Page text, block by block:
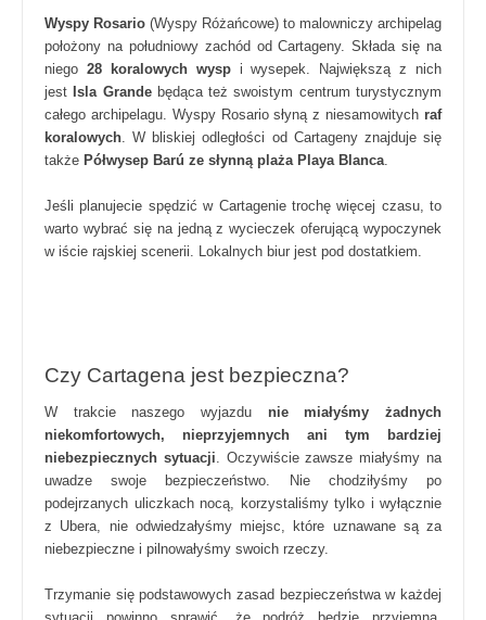
Wyspy Rosario (Wyspy Różańcowe) to malowniczy archipelag
położony na południowy zachód od Cartageny. Składa się na
niego 28 koralowych wyspi wysepek. Największą z nich
jest Isla Grandebędąca też swoistym centrum turystycznym
całego archipelagu. Wyspy Rosario słyną z niesamowitych raf
koralowych. W bliskiej odległości od Cartageny znajduje się
także Półwysep Barú ze słynną plaża Playa Blanca.
Jeśli planujecie spędzić w Cartagenie trochę więcej czasu, to
warto wybrać się na jedną z wycieczek oferującą wypoczynek
w iście rajskiej scenerii. Lokalnych biur jest pod dostatkiem.
Czy Cartagena jest bezpieczna?
W trakcie naszego wyjazdu nie miałyśmy żadnych
niekomfortowych, nieprzyjemnych ani tym bardziej
niebezpiecznych sytuacji. Oczywiście zawsze miałyśmy na
uwadze swoje bezpieczeństwo. Nie chodziłyśmy po
podejrzanych uliczkach nocą, korzystaliśmy tylko i wyłącznie
z Ubera, nie odwiedzałyśmy miejsc, które uznawane są za
niebezpieczne i pilnowałyśmy swoich rzeczy.
Trzymanie się podstawowych zasad bezpieczeństwa w każdej